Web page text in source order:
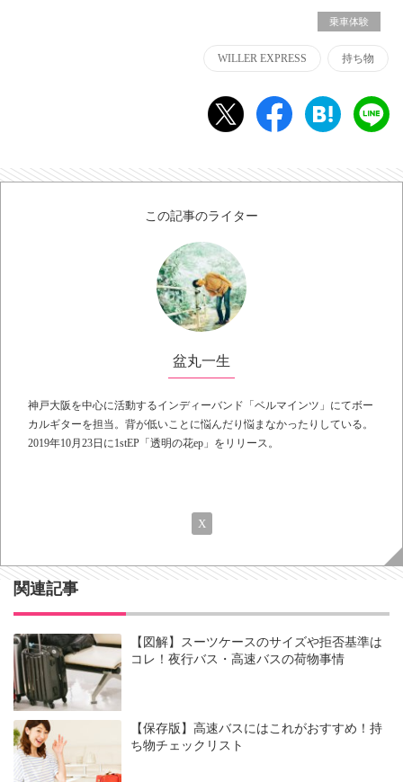
乗車体験
WILLER EXPRESS 持ち物
この記事のライター
盆丸一生
神戸大阪を中心に活動するインディーバンド「ベルマインツ」にてボー
カルギターを担当。背が低いことに悩んだり悩まなかったりしている。
2019年10月23日に1stEP「透明の花ep」をリリース。
X
関連記事
【図解】スーツケースのサイズや拒否基準は
コレ！夜行バス・高速バスの荷物事情
【保存版】高速バスにはこれがおすすめ！持
ち物チェックリスト